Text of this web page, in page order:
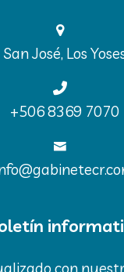
San José, Los
‪+506 8369 7070‬